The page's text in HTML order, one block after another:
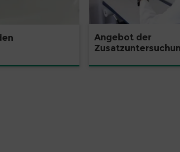
Angebot der